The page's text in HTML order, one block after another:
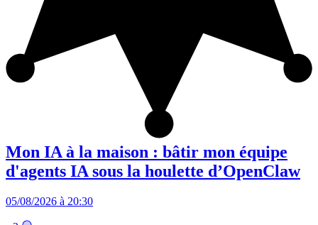
Mon IA à la maison : bâtir mon équipe
d'agents IA sous la houlette d’OpenClaw
05/08/2026 à 20:30